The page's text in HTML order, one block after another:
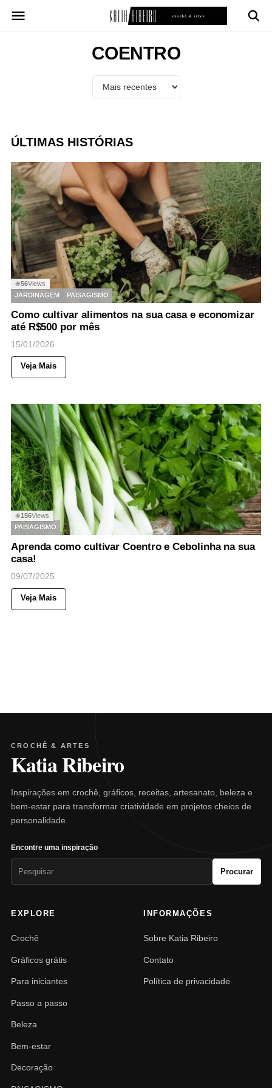
para
COENTRO
ÚLTIMAS HISTÓRIAS
◉56Views
JARDINAGEM
PAISAGISMO
Como cultivar alimentos na sua casa e economizar
até R$500 por mês
15/01/2026
Veja Mais
◉156Views
PAISAGISMO
Aprenda como cultivar Coentro e Cebolinha na sua
casa!
09/07/2025
Veja Mais
CROCHÊ & ARTES
Katia Ribeiro
Inspirações em crochê, gráficos, receitas, artesanato, beleza e
bem-estar para transformar criatividade em projetos cheios de
personalidade.
Encontre uma inspiração
Procurar
EXPLORE
Crochê
Gráficos grátis
Para iniciantes
Passo a passo
Beleza
Bem-estar
Decoração
INFORMAÇÕES
Sobre Katia Ribeiro
Contato
Política de privacidade